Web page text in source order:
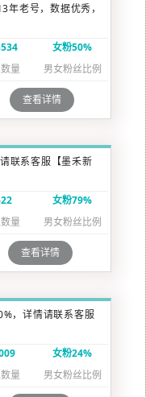
老号，数据优秀，
量
女粉50%
男女粉丝比例
查看详情
联系客服【墨禾新
量
女粉79%
男女粉丝比例
查看详情
，详情请联系客服
量
女粉24%
男女粉丝比例